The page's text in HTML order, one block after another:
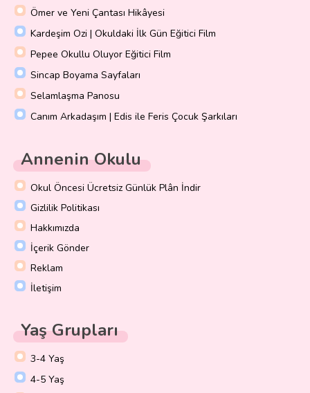
Ömer ve Yeni Çantası Hikâyesi
Kardeşim Ozi | Okuldaki İlk Gün Eğitici Film
Pepee Okullu Oluyor Eğitici Film
Sincap Boyama Sayfaları
Selamlaşma Panosu
Canım Arkadaşım | Edis ile Feris Çocuk Şarkıları
Annenin Okulu
Okul Öncesi Ücretsiz Günlük Plân İndir
Gizlilik Politikası
Hakkımızda
İçerik Gönder
Reklam
İletişim
Yaş Grupları
3-4 Yaş
4-5 Yaş